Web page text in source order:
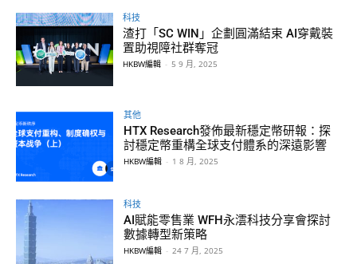
科技
渣打「SC WIN」企劃圓滿結束 AI穿戴裝
置助視障社群奪冠
HKBW編輯 - 5 9 月, 2025
其他
HTX Research發佈最新穩定幣研報：探
討穩定幣重構全球支付體系的深遠影響
HKBW編輯 - 1 8 月, 2025
科技
AI賦能零售業 WFH永澐科技分享會探討
數據轉型新策略
HKBW編輯 - 24 7 月, 2025